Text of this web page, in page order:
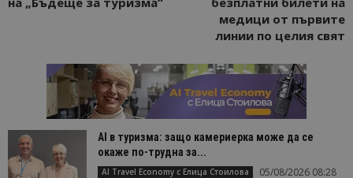
медици от първите
линии по целия свят
AI в туризма: защо камериерка може да се
окаже по-трудна за...
AI Travel Economy с Елица Стоилова 05/08/2026 08:28